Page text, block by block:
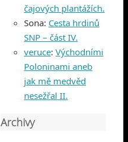
čajových plantážích.
Sona: Cesta hrdinů
SNP – část IV.
veruce: Východními
Poloninami aneb
jak mě medvěd
nesežřal II.
Archivy